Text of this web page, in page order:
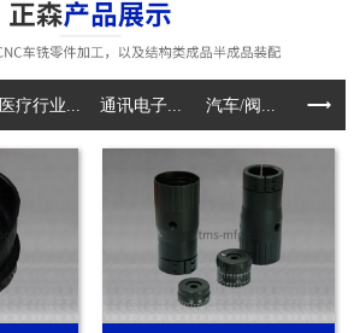
医疗行业... 通讯电子... 汽车/阀... 电动工